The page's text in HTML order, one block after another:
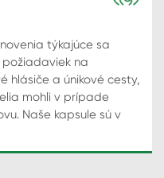
týkajúce sa
na
hlásiče a únikové cesty,
mohli v prípade
Naše kapsule sú v